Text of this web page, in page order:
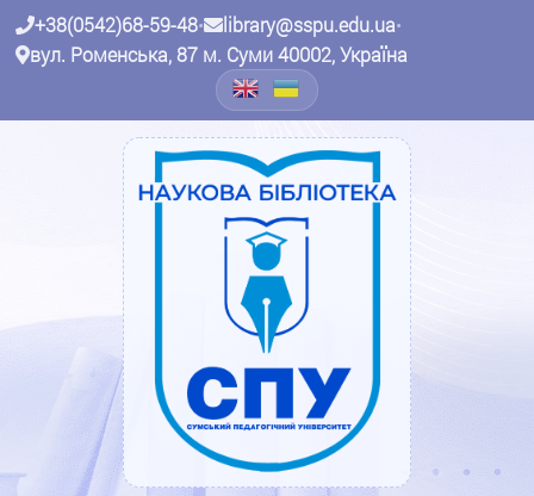
+38(0542)68-59-48• library@sspu.edu.ua•
вул. Роменська, 87 м. Суми 40002, Україна